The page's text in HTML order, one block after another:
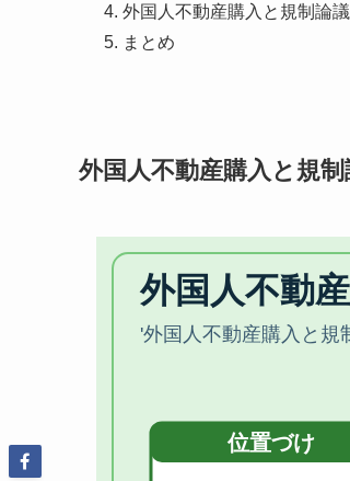
外国人不動産購入と規制論
まとめ
外国人不動産購入と規